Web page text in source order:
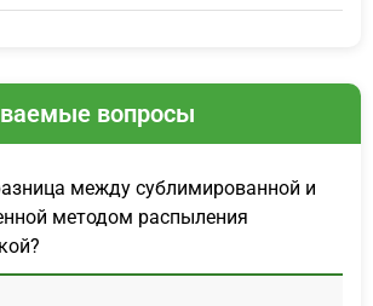
вопросы
между сублимированной и
методом распыления